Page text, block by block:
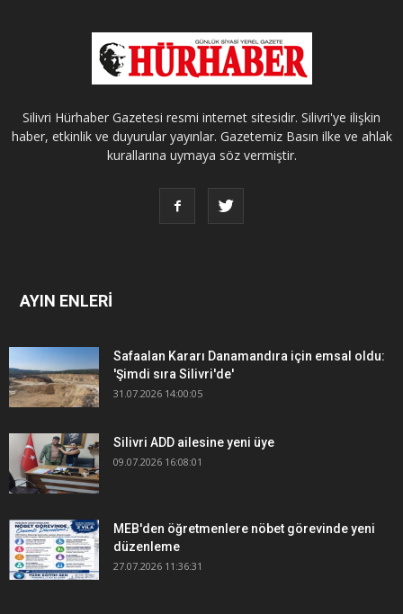
Silivri Hürhaber Gazetesi resmi internet sitesidir. Silivri'ye ilişkin
haber, etkinlik ve duyurular yayınlar. Gazetemiz Basın ilke ve ahlak
kurallarına uymaya söz vermiştir.
AYIN ENLERİ
Safaalan Kararı Danamandıra için emsal oldu:
'Şimdi sıra Silivri'de'
31.07.2026 14:00:05
Silivri ADD ailesine yeni üye
09.07.2026 16:08:01
MEB'den öğretmenlere nöbet görevinde yeni
düzenleme
27.07.2026 11:36:31